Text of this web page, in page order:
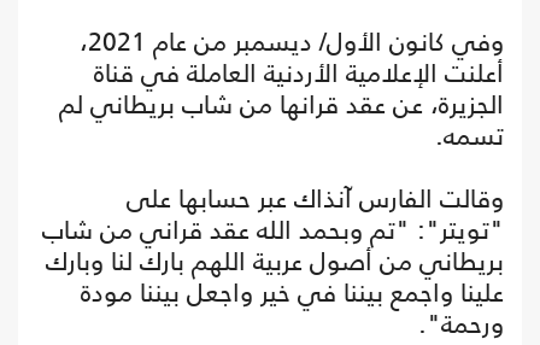
وفي كانون الأول/ ديسمبر من عام 2021،
أعلنت الإعلامية الأردنية العاملة في قناة
الجزيرة، عن عقد قرانها من شاب بريطاني لم
تسمه.
وقالت الفارس آنذاك عبر حسابها على
"تويتر": "تم وبحمد الله عقد قراني من شاب
بريطاني من أصول عربية اللهم بارك لنا وبارك
علينا واجمع بيننا في خير واجعل بيننا مودة
ورحمة".